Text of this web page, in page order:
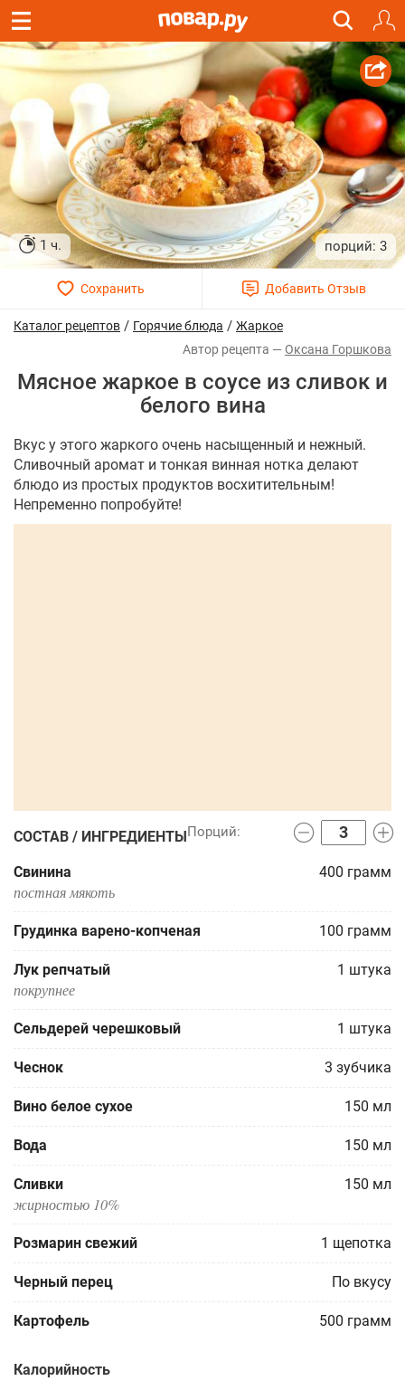
1 ч. 3
Каталог рецептов / Горячие блюда / Жаркое
Оксана Горшкова
Мясное жаркое в соусе из сливок и
белого вина
Вкус у этого жаркого очень насыщенный и нежный.
Сливочный аромат и тонкая винная нотка делают
блюдо из простых продуктов восхитительным!
Непременно попробуйте!
СОСТАВ / ИНГРЕДИЕНТЫ
Свинина 400 грамм
постная мякоть
Грудинка варено-копченая 100 грамм
Лук репчатый 1 штука
покрупнее
Сельдерей черешковый 1 штука
Чеснок 3 зубчика
Вино белое сухое 150 мл
Вода 150 мл
Сливки 150 мл
жирностью 10%
Розмарин свежий 1 щепотка
Черный перец По вкусу
Картофель 500 грамм
Калорийность